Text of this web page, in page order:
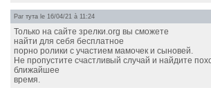
Par тута le 16/04/21 à 11:24
Только на сайте зрелки.org вы сможете
найти для себя бесплатное
порно ролики с участием мамочек и сыновей.
Не пропустите счастливый случай и найдите
ближайшее
время.